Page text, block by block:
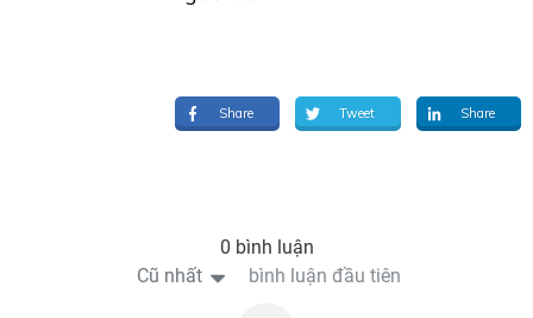
Share Tweet Share
0 bình luận
Cũ nhất
bình luận đầu tiên